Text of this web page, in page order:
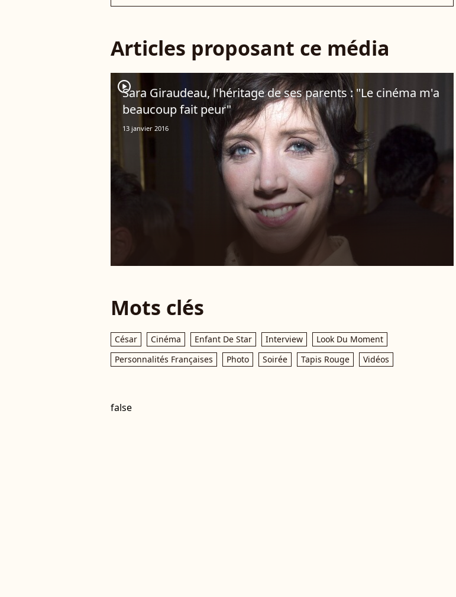
Articles proposant ce média
player2
Sara Giraudeau, l'héritage de ses parents : "Le cinéma m'a
beaucoup fait peur"
13 janvier 2016
Mots clés
César Cinéma Enfant De Star Interview
Look Du Moment
Personnalités Françaises
Photo Soirée Tapis Rouge Vidéos
false